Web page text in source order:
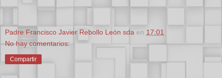
Padre Francisco Javier Rebollo León sda en 17:01
No hay comentarios:
Compartir